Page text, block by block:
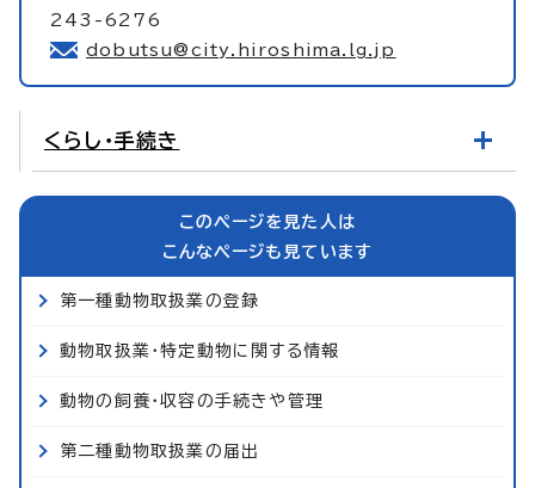
243-6276
dobutsu@city.hiroshima.lg.jp
くらし・手続き
このページを見た人は
こんなページも見ています
第一種動物取扱業の登録
動物取扱業・特定動物に関する情報
動物の飼養・収容の手続きや管理
第二種動物取扱業の届出